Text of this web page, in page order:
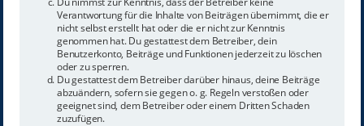
Verantwortung für die Inhalte von Beiträgen übernimmt, die er
nicht selbst erstellt hat oder die er nicht zur Kenntnis
genommen hat. Du gestattest dem Betreiber, dein
Benutzerkonto, Beiträge und Funktionen jederzeit zu löschen
oder zu sperren.
Du gestattest dem Betreiber darüber hinaus, deine Beiträge
abzuändern, sofern sie gegen o. g. Regeln verstoßen oder
geeignet sind, dem Betreiber oder einem Dritten Schaden
zuzufügen.